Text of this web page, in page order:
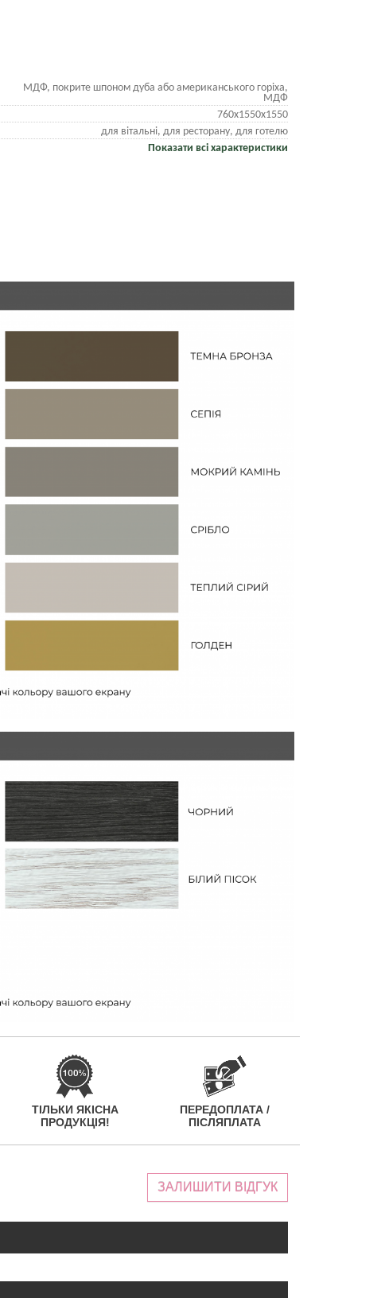
МДФ, покрите шпоном дуба або американського горіха,
МДФ
760х1550х1550
для вітальні, для ресторану, для готелю
Показати всі характеристики
ТІЛЬКИ ЯКІСНА
ПРОДУКЦІЯ!
ПЕРЕДОПЛАТА /
ПІСЛЯПЛАТА
ЗАЛИШИТИ ВІДГУК